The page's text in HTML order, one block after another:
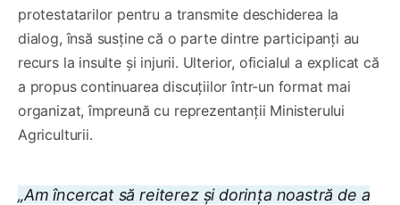
protestatarilor pentru a transmite deschiderea la
dialog, însă susține că o parte dintre participanți au
recurs la insulte și injurii. Ulterior, oficialul a explicat că
a propus continuarea discuțiilor într-un format mai
organizat, împreună cu reprezentanții Ministerului
Agriculturii.
„Am încercat să reiterez și dorința noastră de a